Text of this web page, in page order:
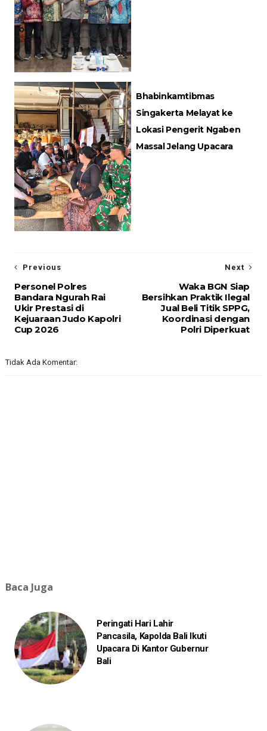
Bhabinkamtibmas
Singakerta Melayat ke
Lokasi Pengerit Ngaben
Massal Jelang Upacara
Next
Waka BGN Siap
Bersihkan Praktik Ilegal
Jual Beli Titik SPPG,
Koordinasi dengan
Polri Diperkuat
Previous
Personel Polres
Bandara Ngurah Rai
Ukir Prestasi di
Kejuaraan Judo Kapolri
Cup 2026
Tidak Ada Komentar:
Baca Juga
Peringati Hari Lahir
Pancasila, Kapolda Bali Ikuti
Upacara Di Kantor Gubernur
Bali